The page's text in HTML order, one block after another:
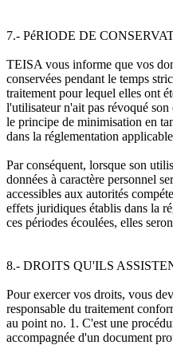
7.- PéRIODE DE
TEISA vous informe que vos
conservées pendant le temps
traitement pour lequel elles ont
l'utilisateur n'ait pas révoqué
le principe de minimisation en
dans la réglementation
Par conséquent, lorsque son
données à caractère personnel
accessibles aux autorités
effets juridiques établis dans la
ces périodes écoulées, elles
8.- DROITS QU'ILS
Pour exercer vos droits, vous
responsable du traitement
au point no. 1. C'est une
accompagnée d'un document